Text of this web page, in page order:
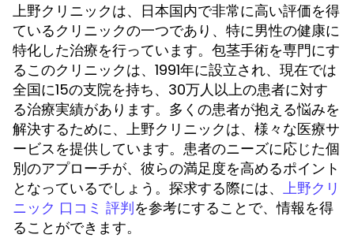
上野クリニックは、日本国内で非常に高い評価を得
ているクリニックの一つであり、特に男性の健康に
特化した治療を行っています。包茎手術を専門にす
るこのクリニックは、1991年に設立され、現在では
全国に15の支院を持ち、30万人以上の患者に対す
る治療実績があります。多くの患者が抱える悩みを
解決するために、上野クリニックは、様々な医療サ
ービスを提供しています。患者のニーズに応じた個
別のアプローチが、彼らの満足度を高めるポイント
となっているでしょう。探求する際には、
上野クリ
ニック 口コミ 評判 を参考にすることで、情報を得
ることができます。